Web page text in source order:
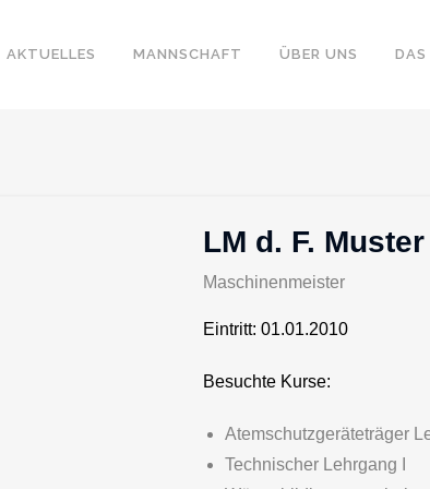
AKTUELLES MANNSCHAFT ÜBER UNS DAS
LM d. F.
Maschinenmeister
Eintritt: 01.01.2010
Besuchte Kurse:
Atemschutzgeräteträger
Technischer Lehrgang I